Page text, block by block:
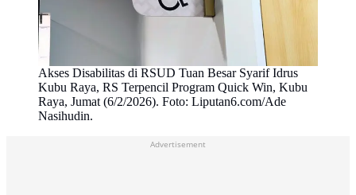
Akses Disabilitas di RSUD Tuan Besar Syarif Idrus
Kubu Raya, RS Terpencil Program Quick Win, Kubu
Raya, Jumat (6/2/2026). Foto: Liputan6.com/Ade
Nasihudin.
Advertisement